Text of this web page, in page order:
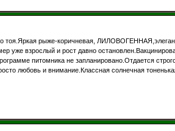
тоя.Яркая рыже-коричневая,
уже взрослый и рост давно
питомника не запланировано.Отдается
любовь и внимание.Классная солнечная